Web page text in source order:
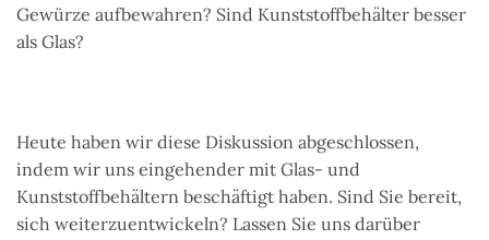
Gewürze aufbewahren? Sind Kunststoffbehälter besser
als Glas?
Heute haben wir diese Diskussion abgeschlossen,
indem wir uns eingehender mit Glas- und
Kunststoffbehältern beschäftigt haben. Sind Sie bereit,
sich weiterzuentwickeln? Lassen Sie uns darüber